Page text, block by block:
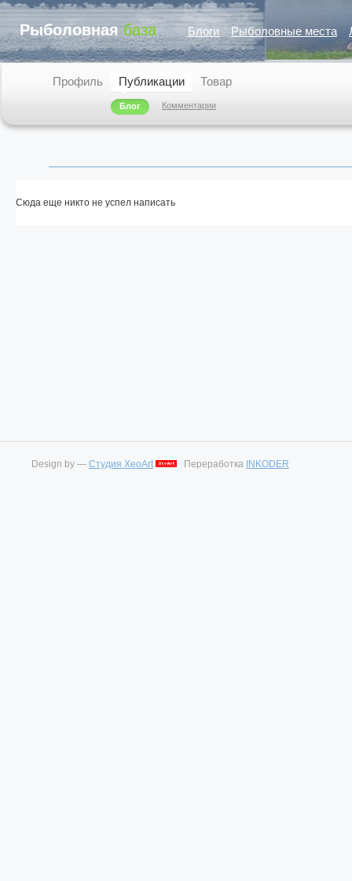
Рыболовная база Блоги Рыболовные места
Профиль Публикации
Блог Комментарии
Товар
Сюда еще никто не успел написать
Design by — Студия XeoArt Переработка INKODER